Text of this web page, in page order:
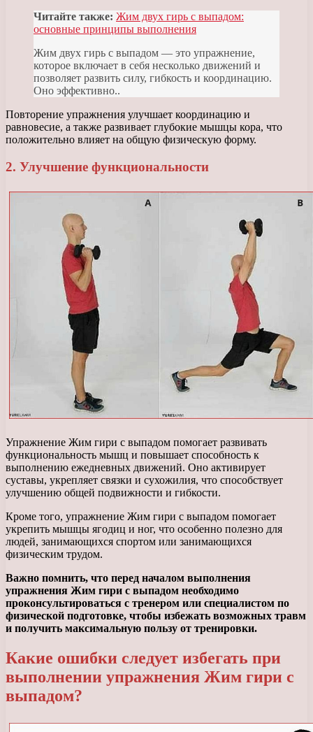
Читайте также: Жим двух гирь с выпадом:
основные принципы выполнения
Жим двух гирь с выпадом — это упражнение,
которое включает в себя несколько движений и
позволяет развить силу, гибкость и координацию.
Оно эффективно..
Повторение упражнения улучшает координацию и
равновесие, а также развивает глубокие мышцы кора, что
положительно влияет на общую физическую форму.
2. Улучшение функциональности
Упражнение Жим гири с выпадом помогает развивать
функциональность мышц и повышает способность к
выполнению ежедневных движений. Оно активирует
суставы, укрепляет связки и сухожилия, что способствует
улучшению общей подвижности и гибкости.
Кроме того, упражнение Жим гири с выпадом помогает
укрепить мышцы ягодиц и ног, что особенно полезно для
людей, занимающихся спортом или занимающихся
физическим трудом.
Важно помнить, что перед началом выполнения
упражнения Жим гири с выпадом необходимо
проконсультироваться с тренером или специалистом по
физической подготовке, чтобы избежать возможных травм
и получить максимальную пользу от тренировки.
Какие ошибки следует избегать при
выполнении упражнения Жим гири с
выпадом?